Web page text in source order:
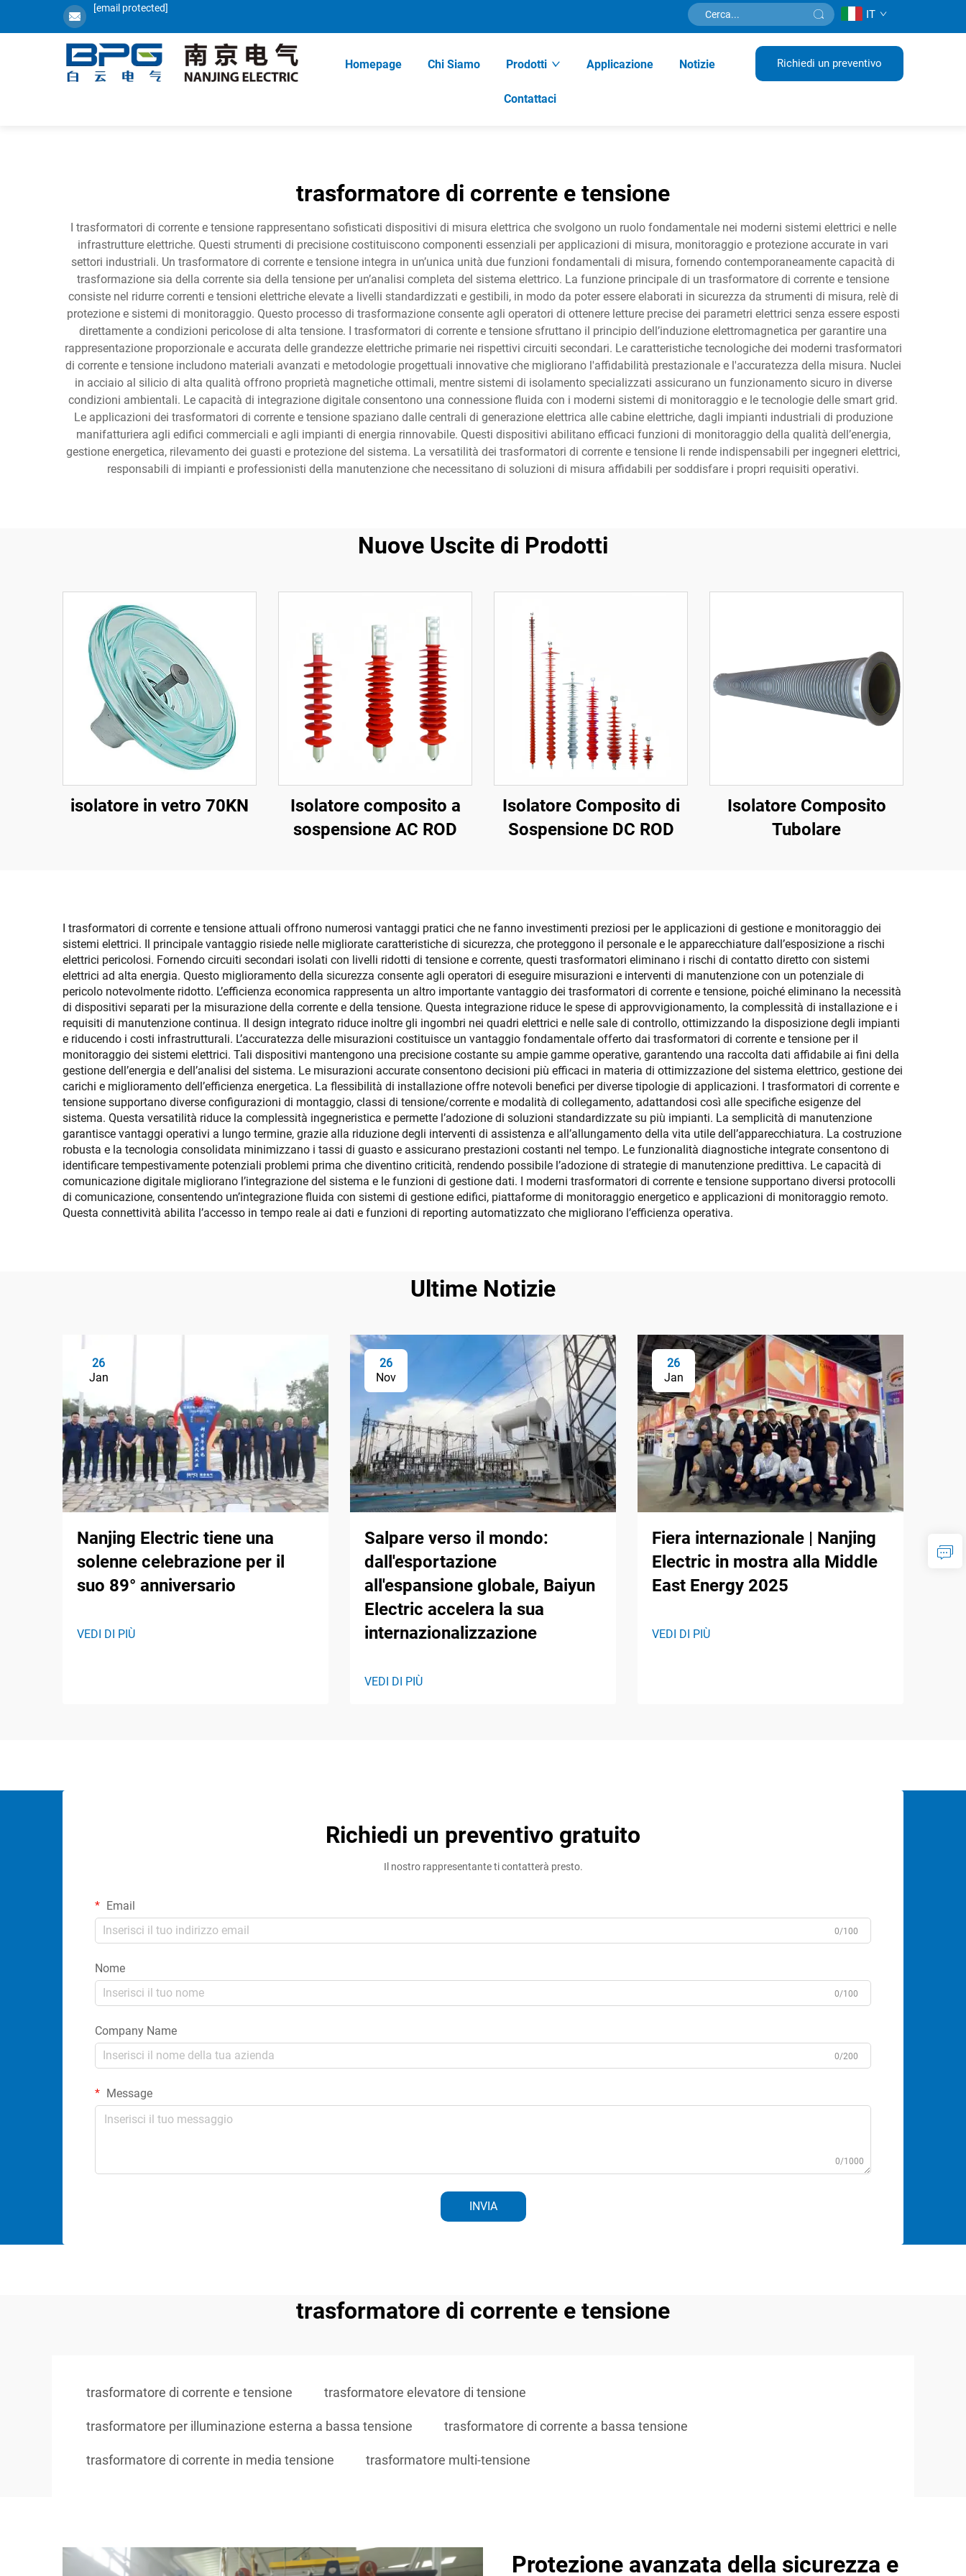
[email protected] IT
Homepage Chi Siamo Prodotti Applicazione Notizie
Contattaci
Richiedi un preventivo
trasformatore di corrente e tensione
I trasformatori di corrente e tensione rappresentano sofisticati dispositivi di misura elettrica che svolgono un ruolo fondamentale nei moderni sistemi elettrici e nelle
infrastrutture elettriche. Questi strumenti di precisione costituiscono componenti essenziali per applicazioni di misura, monitoraggio e protezione accurate in vari
settori industriali. Un trasformatore di corrente e tensione integra in un’unica unità due funzioni fondamentali di misura, fornendo contemporaneamente capacità di
trasformazione sia della corrente sia della tensione per un’analisi completa del sistema elettrico. La funzione principale di un trasformatore di corrente e tensione
consiste nel ridurre correnti e tensioni elettriche elevate a livelli standardizzati e gestibili, in modo da poter essere elaborati in sicurezza da strumenti di misura, relè di
protezione e sistemi di monitoraggio. Questo processo di trasformazione consente agli operatori di ottenere letture precise dei parametri elettrici senza essere esposti
direttamente a condizioni pericolose di alta tensione. I trasformatori di corrente e tensione sfruttano il principio dell’induzione elettromagnetica per garantire una
rappresentazione proporzionale e accurata delle grandezze elettriche primarie nei rispettivi circuiti secondari. Le caratteristiche tecnologiche dei moderni trasformatori
di corrente e tensione includono materiali avanzati e metodologie progettuali innovative che migliorano l'affidabilità prestazionale e l'accuratezza della misura. Nuclei
in acciaio al silicio di alta qualità offrono proprietà magnetiche ottimali, mentre sistemi di isolamento specializzati assicurano un funzionamento sicuro in diverse
condizioni ambientali. Le capacità di integrazione digitale consentono una connessione fluida con i moderni sistemi di monitoraggio e le tecnologie delle smart grid.
Le applicazioni dei trasformatori di corrente e tensione spaziano dalle centrali di generazione elettrica alle cabine elettriche, dagli impianti industriali di produzione
manifatturiera agli edifici commerciali e agli impianti di energia rinnovabile. Questi dispositivi abilitano efficaci funzioni di monitoraggio della qualità dell’energia,
gestione energetica, rilevamento dei guasti e protezione del sistema. La versatilità dei trasformatori di corrente e tensione li rende indispensabili per ingegneri elettrici,
responsabili di impianti e professionisti della manutenzione che necessitano di soluzioni di misura affidabili per soddisfare i propri requisiti operativi.
Nuove Uscite di Prodotti
isolatore in vetro 70KN
Isolatore composito a
sospensione AC ROD
Isolatore Composito di
Sospensione DC ROD
Isolatore Composito
Tubolare
I trasformatori di corrente e tensione attuali offrono numerosi vantaggi pratici che ne fanno investimenti preziosi per le applicazioni di gestione e monitoraggio dei
sistemi elettrici. Il principale vantaggio risiede nelle migliorate caratteristiche di sicurezza, che proteggono il personale e le apparecchiature dall’esposizione a rischi
elettrici pericolosi. Fornendo circuiti secondari isolati con livelli ridotti di tensione e corrente, questi trasformatori eliminano i rischi di contatto diretto con sistemi
elettrici ad alta energia. Questo miglioramento della sicurezza consente agli operatori di eseguire misurazioni e interventi di manutenzione con un potenziale di
pericolo notevolmente ridotto. L’efficienza economica rappresenta un altro importante vantaggio dei trasformatori di corrente e tensione, poiché eliminano la necessità
di dispositivi separati per la misurazione della corrente e della tensione. Questa integrazione riduce le spese di approvvigionamento, la complessità di installazione e i
requisiti di manutenzione continua. Il design integrato riduce inoltre gli ingombri nei quadri elettrici e nelle sale di controllo, ottimizzando la disposizione degli impianti
e riducendo i costi infrastrutturali. L’accuratezza delle misurazioni costituisce un vantaggio fondamentale offerto dai trasformatori di corrente e tensione per il
monitoraggio dei sistemi elettrici. Tali dispositivi mantengono una precisione costante su ampie gamme operative, garantendo una raccolta dati affidabile ai fini della
gestione dell’energia e dell’analisi del sistema. Le misurazioni accurate consentono decisioni più efficaci in materia di ottimizzazione del sistema elettrico, gestione dei
carichi e miglioramento dell’efficienza energetica. La flessibilità di installazione offre notevoli benefici per diverse tipologie di applicazioni. I trasformatori di corrente e
tensione supportano diverse configurazioni di montaggio, classi di tensione/corrente e modalità di collegamento, adattandosi così alle specifiche esigenze del
sistema. Questa versatilità riduce la complessità ingegneristica e permette l’adozione di soluzioni standardizzate su più impianti. La semplicità di manutenzione
garantisce vantaggi operativi a lungo termine, grazie alla riduzione degli interventi di assistenza e all’allungamento della vita utile dell’apparecchiatura. La costruzione
robusta e la tecnologia consolidata minimizzano i tassi di guasto e assicurano prestazioni costanti nel tempo. Le funzionalità diagnostiche integrate consentono di
identificare tempestivamente potenziali problemi prima che diventino criticità, rendendo possibile l’adozione di strategie di manutenzione predittiva. Le capacità di
comunicazione digitale migliorano l’integrazione del sistema e le funzioni di gestione dati. I moderni trasformatori di corrente e tensione supportano diversi protocolli
di comunicazione, consentendo un’integrazione fluida con sistemi di gestione edifici, piattaforme di monitoraggio energetico e applicazioni di monitoraggio remoto.
Questa connettività abilita l’accesso in tempo reale ai dati e funzioni di reporting automatizzato che migliorano l’efficienza operativa.
Ultime Notizie
26
Jan
Nanjing Electric tiene una
solenne celebrazione per il
suo 89° anniversario
VEDI DI PIÙ
26
Nov
Salpare verso il mondo:
dall'esportazione
all'espansione globale, Baiyun
Electric accelera la sua
internazionalizzazione
VEDI DI PIÙ
26
Jan
Fiera internazionale | Nanjing
Electric in mostra alla Middle
East Energy 2025
VEDI DI PIÙ
Richiedi un preventivo gratuito
Il nostro rappresentante ti contatterà presto.
Email
0/100
Nome
0/100
Company Name
0/200
Message
0/1000
INVIA
trasformatore di corrente e tensione
trasformatore di corrente e tensione trasformatore elevatore di tensione
trasformatore per illuminazione esterna a bassa tensione trasformatore di corrente a bassa tensione
trasformatore di corrente in media tensione trasformatore multi-tensione
Protezione avanzata della sicurezza e